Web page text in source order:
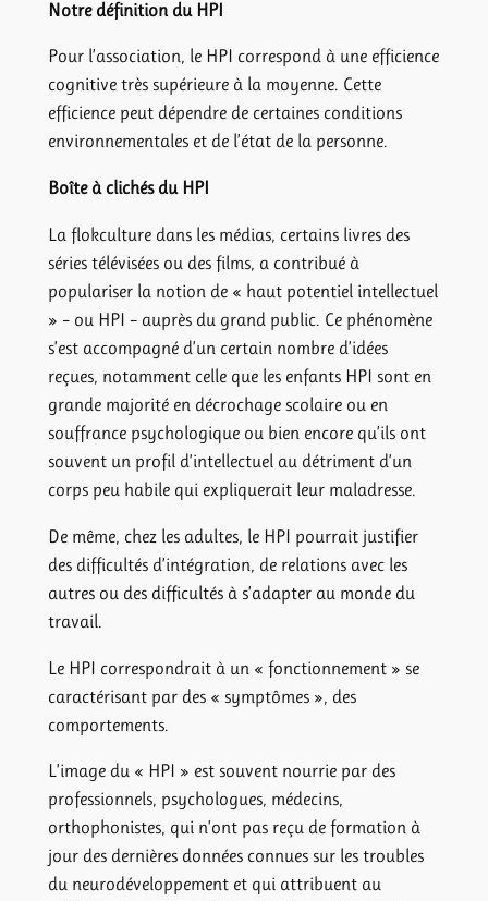
Notre définition du HPI
Pour l’association, le HPI correspond à une efficience
cognitive très supérieure à la moyenne. Cette
efficience peut dépendre de certaines conditions
environnementales et de l’état de la personne.
Boîte à clichés du HPI
La flokculture dans les médias, certains livres des
séries télévisées ou des films, a contribué à
populariser la notion de « haut potentiel intellectuel
» – ou HPI – auprès du grand public. Ce phénomène
s’est accompagné d’un certain nombre d’idées
reçues, notamment celle que les enfants HPI sont en
grande majorité en décrochage scolaire ou en
souffrance psychologique ou bien encore qu’ils ont
souvent un profil d’intellectuel au détriment d’un
corps peu habile qui expliquerait leur maladresse.
De même, chez les adultes, le HPI pourrait justifier
des difficultés d’intégration, de relations avec les
autres ou des difficultés à s’adapter au monde du
travail.
Le HPI correspondrait à un « fonctionnement » se
caractérisant par des « symptômes », des
comportements.
L’image du « HPI » est souvent nourrie par des
professionnels, psychologues, médecins,
orthophonistes, qui n’ont pas reçu de formation à
jour des dernières données connues sur les troubles
du neurodéveloppement et qui attribuent au